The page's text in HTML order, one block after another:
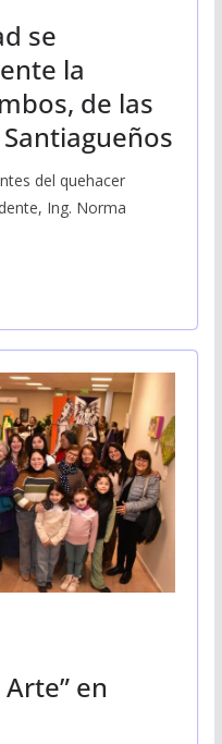
se
la
de las
del quehacer
Ing. Norma
en